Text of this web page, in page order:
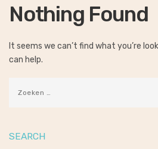
Nothing Found
It seems we can’t find what you’re
can help.
SEARCH